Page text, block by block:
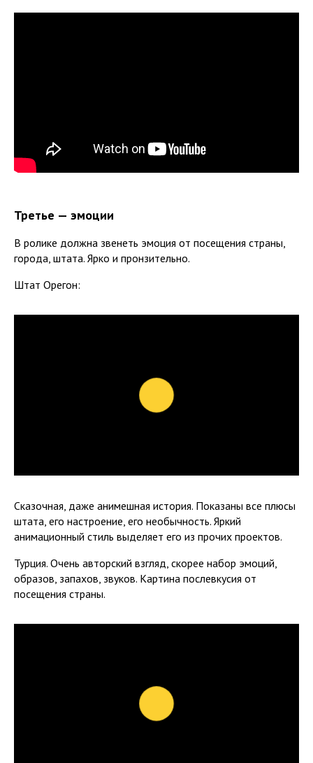
Третье — эмоции
В ролике должна звенеть эмоция от посещения страны,
города, штата. Ярко и пронзительно.
Штат Орегон:
Сказочная, даже анимешная история. Показаны все плюсы
штата, его настроение, его необычность. Яркий
анимационный стиль выделяет его из прочих проектов.
Турция. Очень авторский взгляд, скорее набор эмоций,
образов, запахов, звуков. Картина послевкусия от
посещения страны.